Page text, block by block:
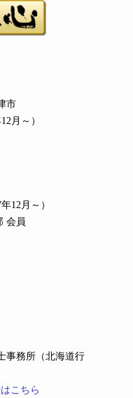
市
月～）
年12月～）
会員
事務所（北海道行
こちら